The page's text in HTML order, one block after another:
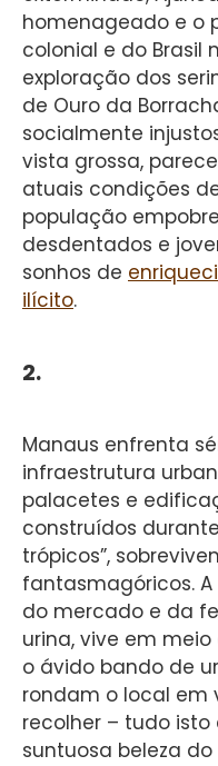
homenageado e o
colonial e do Brasil
exploração dos
de Ouro da
socialmente
vista grossa,
atuais condições
população
desdentados e
sonhos de
ilícito.
2.
Manaus enfrenta
infraestrutura
palacetes e
construídos
trópicos”,
fantasmagóricos.
do mercado e da
urina, vive em
o ávido bando de
rondam o local em
recolher – tudo
suntuosa beleza